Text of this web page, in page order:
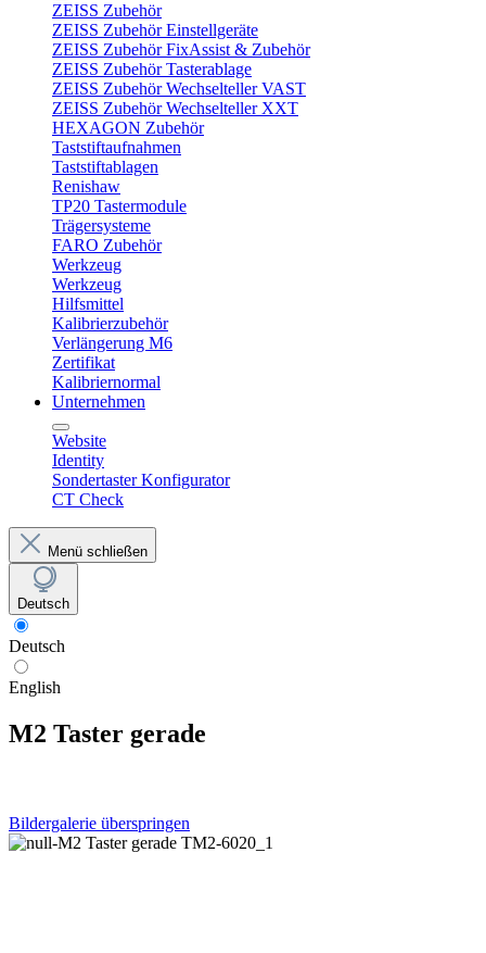
ZEISS Zubehör
ZEISS Zubehör Einstellgeräte
ZEISS Zubehör FixAssist & Zubehör
ZEISS Zubehör Tasterablage
ZEISS Zubehör Wechselteller VAST
ZEISS Zubehör Wechselteller XXT
HEXAGON Zubehör
Taststiftaufnahmen
Taststiftablagen
Renishaw
TP20 Tastermodule
Trägersysteme
FARO Zubehör
Werkzeug
Werkzeug
Hilfsmittel
Kalibrierzubehör
Verlängerung M6
Zertifikat
Kalibriernormal
Unternehmen
Website
Identity
Sondertaster Konfigurator
CT Check
Menü schließen
Deutsch
Deutsch
English
M2 Taster gerade
Bildergalerie überspringen